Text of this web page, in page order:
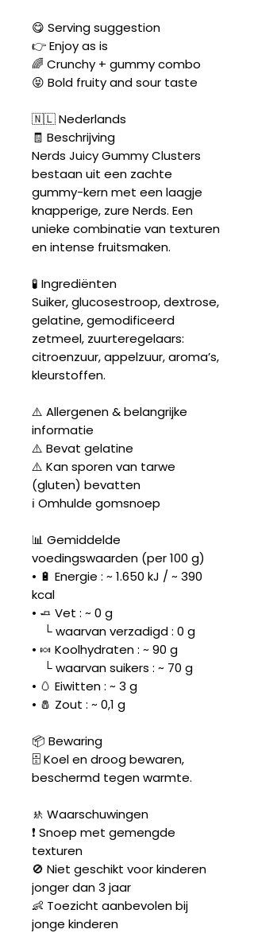
😋 Serving suggestion
👉 Enjoy as is
🌈 Crunchy + gummy combo
😝 Bold fruity and sour taste
🇳🇱 Nederlands
🧾 Beschrijving
Nerds Juicy Gummy Clusters
bestaan uit een zachte
gummy-kern met een laagje
knapperige, zure Nerds. Een
unieke combinatie van texturen
en intense fruitsmaken.
🧪 Ingrediënten
Suiker, glucosestroop, dextrose,
gelatine, gemodificeerd
zetmeel, zuurteregelaars:
citroenzuur, appelzuur, aroma’s,
kleurstoffen.
⚠️ Allergenen & belangrijke
informatie
⚠️ Bevat gelatine
⚠️ Kan sporen van tarwe
(gluten) bevatten
ℹ️ Omhulde gomsnoep
📊 Gemiddelde
voedingswaarden (per 100 g)
• 🔋 Energie : ~ 1.650 kJ / ~ 390
kcal
• 🧈 Vet : ~ 0 g
└ waarvan verzadigd : 0 g
• 🍬 Koolhydraten : ~ 90 g
└ waarvan suikers : ~ 70 g
• 🥚 Eiwitten : ~ 3 g
• 🧂 Zout : ~ 0,1 g
📦 Bewaring
🗄️ Koel en droog bewaren,
beschermd tegen warmte.
🚸 Waarschuwingen
❗ Snoep met gemengde
texturen
🚫 Niet geschikt voor kinderen
jonger dan 3 jaar
👶 Toezicht aanbevolen bij
jonge kinderen